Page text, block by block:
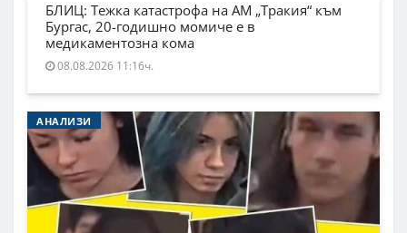
БЛИЦ: Тежка катастрофа на АМ „Тракия“ към
Бургас, 20-годишно момиче е в
медикаментозна кома
08.08.2026 11:16ч.
АНАЛИЗИ